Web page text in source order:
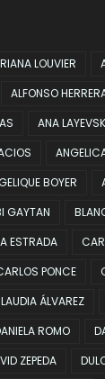
LOUVIER
ALFONSO
ANA
BOYER
GAYTAN
ESTRADA
PONCE
ÁLVAREZ
ROMO
ZEPEDA